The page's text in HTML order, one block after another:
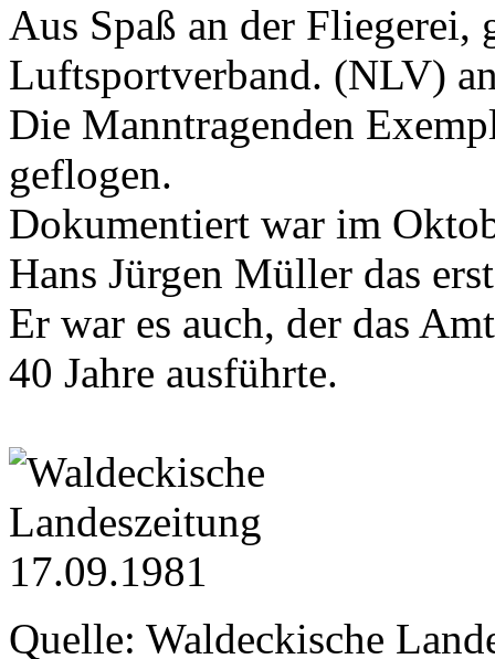
Aus Spaß an der Fliegerei,
Luftsportverband. (NLV)
Die Manntragenden
geflogen.
Dokumentiert war im
Hans Jürgen Müller das
Er war es auch, der das
40 Jahre ausführte.
Quelle: Waldeckische